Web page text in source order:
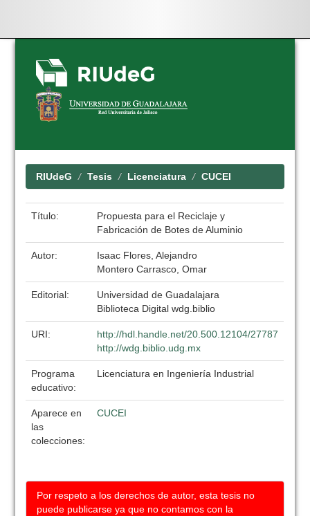
Skip
navigation
RIUdeG Tesis Licenciatura CUCEI
Título:
Propuesta para el Reciclaje y
Fabricación de Botes de Aluminio
Autor:
Isaac Flores, Alejandro
Montero Carrasco, Omar
Editorial:
Universidad de Guadalajara
Biblioteca Digital wdg.biblio
URI:
http://hdl.handle.net/20.500.12104/27787
http://wdg.biblio.udg.mx
Programa
educativo:
Licenciatura en Ingeniería Industrial
Aparece en
las
colecciones:
CUCEI
Por respeto a los derechos de autor, esta tesis no
puede publicarse ya que no contamos con la